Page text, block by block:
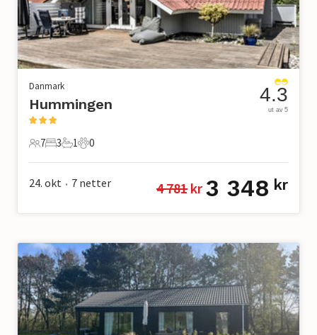
Danmark
Hummingen
7 Gjester
7
3 Soverom
3
1 Bad
1
0 Kjæledyr
0
4.3
ut av 5
24. okt • 7 netter 4 781 kr 3 348 kr